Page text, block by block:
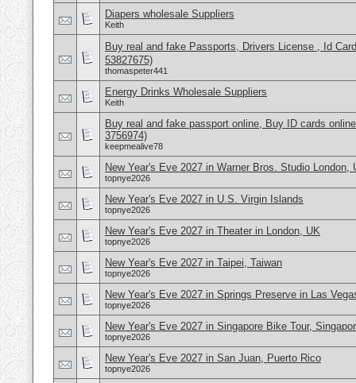
Diapers wholesale Suppliers
Keith
Buy real and fake Passports, Drivers License , Id
53827675)
thomaspeter441
Energy Drinks Wholesale Suppliers
Keith
Buy real and fake passport online, Buy ID cards
3756974)
keepmealive78
New Year's Eve 2027 in Warner Bros. Studio London,
topnye2026
New Year's Eve 2027 in U.S. Virgin Islands
topnye2026
New Year's Eve 2027 in Theater in London, UK
topnye2026
New Year's Eve 2027 in Taipei, Taiwan
topnye2026
New Year's Eve 2027 in Springs Preserve in Las
topnye2026
New Year's Eve 2027 in Singapore Bike Tour,
topnye2026
New Year's Eve 2027 in San Juan, Puerto Rico
topnye2026